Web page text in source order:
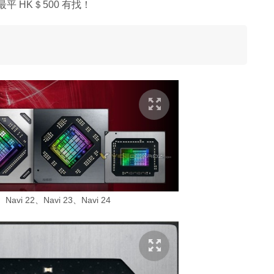
平 HK＄500 有找！
Navi 22、Navi 23、Navi 24